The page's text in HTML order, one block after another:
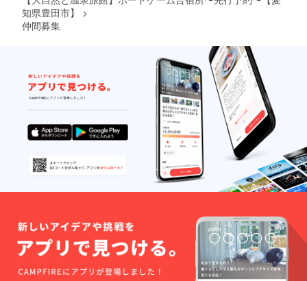
知県豊田市】
>
仲間募集